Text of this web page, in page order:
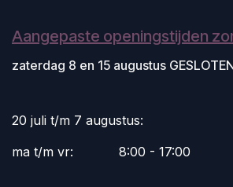
Aangepaste openingstijden
zaterdag 8 en 15 augustus
20 juli t/m 7 augustus:
ma t/m vr:
​8:00 - 17:00